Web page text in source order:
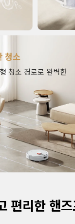
청소
청소 경로로 완벽한
편리한 핸